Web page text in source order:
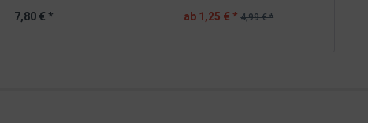
7,80 € * ab 1,25 € * 4,99 € *